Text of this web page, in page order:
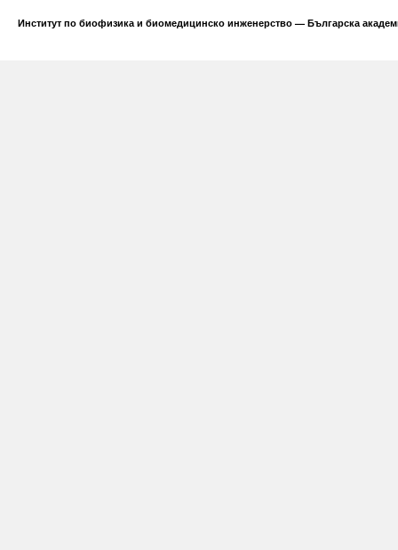
Институт по биофизика и биомедицинско инженерство — Българска